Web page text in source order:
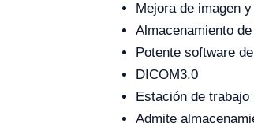
Mejora de imagen
Almacenamiento
Potente software
DICOM3.0
Estación de
Admite